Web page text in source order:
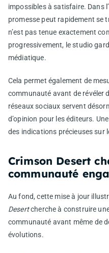
impossibles à satisfaire. Dans
promesse peut rapidement se
n’est pas tenue exactement
progressivement, le studio
médiatique.
Cela permet également de
communauté avant de révéler
réseaux sociaux servent
d’opinion pour les éditeurs.
des indications précieuses sur
Crimson Desert
communauté
Au fond, cette mise à jour
Desertcherche à construire
communauté avant même de
évolutions.